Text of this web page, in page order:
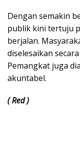
Dengan semakin
publik kini tertuju
berjalan.
diselesaikan
Pemangkat juga
akuntabel.
( Red )